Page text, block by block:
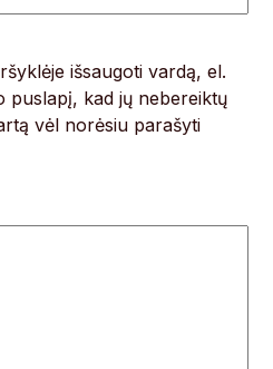
išsaugoti vardą, el.
puslapį, kad jų nebereiktų
vėl norėsiu parašyti